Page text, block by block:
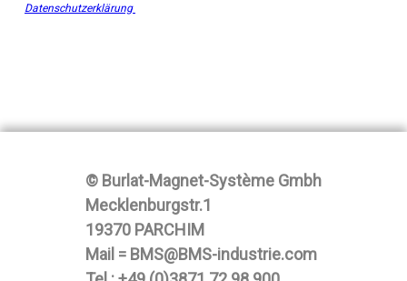
Datenschutzerklärung
© Burlat-Magnet-Système Gmbh
Mecklenburgstr.1
19370 PARCHIM
Mail = BMS@BMS-industrie.com